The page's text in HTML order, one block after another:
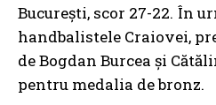
București, scor 27-22. În
handbalistele Craiovei,
de Bogdan Burcea și
pentru medalia de bronz.